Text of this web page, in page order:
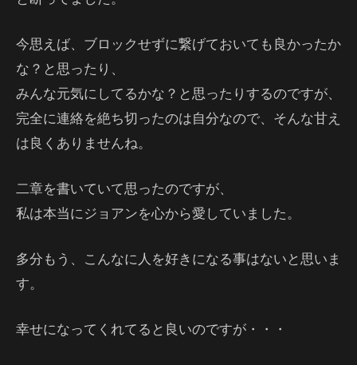
今思えば、ブロックせずに繋げておいても良かったか
な？と思ったり、
みんな元気にしてるかな？と思ったりするのですが、
完全に連絡を絶ち切ったのは自分なので、そんな甘え
は良くありませんね。
二章を書いていて思ったのですが、
私は本当にジョアンを心から愛していました。
多分もう、こんなに人を好きになる事はないと思いま
す。
幸せになってくれてると良いのですが・・・